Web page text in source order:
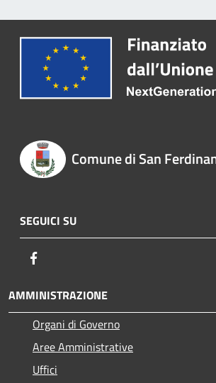
Comune di San
SEGUICI SU
AMMINISTRAZIONE
Organi di Governo
Aree Amministrative
Uffici